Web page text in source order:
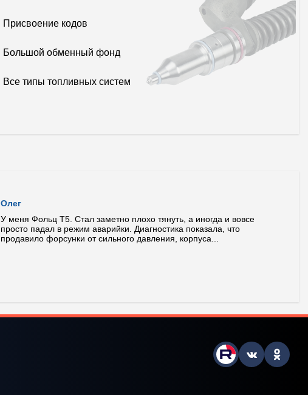
Присвоение кодов
Большой обменный фонд
Все типы топливных систем
Олег
У меня Фольц T5. Стал заметно плохо тянуть, а иногда и вовсе
просто падал в режим аварийки. Диагностика показала, что
продавило форсунки от сильного давления, корпуса...